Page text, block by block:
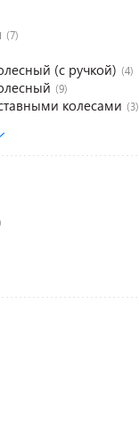
(7)
(с ручкой) (4)
(9)
колесами (3)